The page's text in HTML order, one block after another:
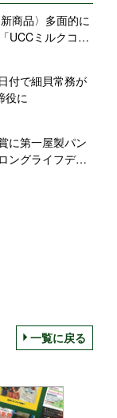
商品〉多面的に
UCCミルクコー
付で細貝常務が
役に
に第一屋製パン
ングライフデザ
一覧に戻る